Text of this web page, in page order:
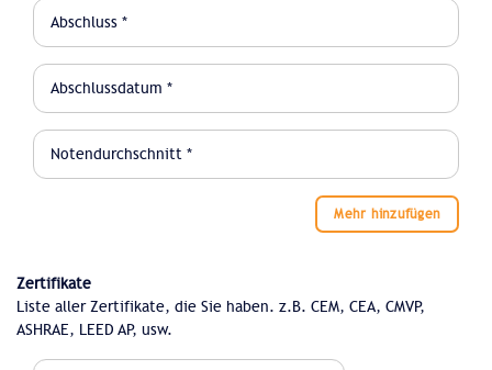
Mehr hinzufügen
Zertifikate
Liste aller Zertifikate, die Sie haben. z.B. CEM, CEA, CMVP,
ASHRAE, LEED AP, usw.